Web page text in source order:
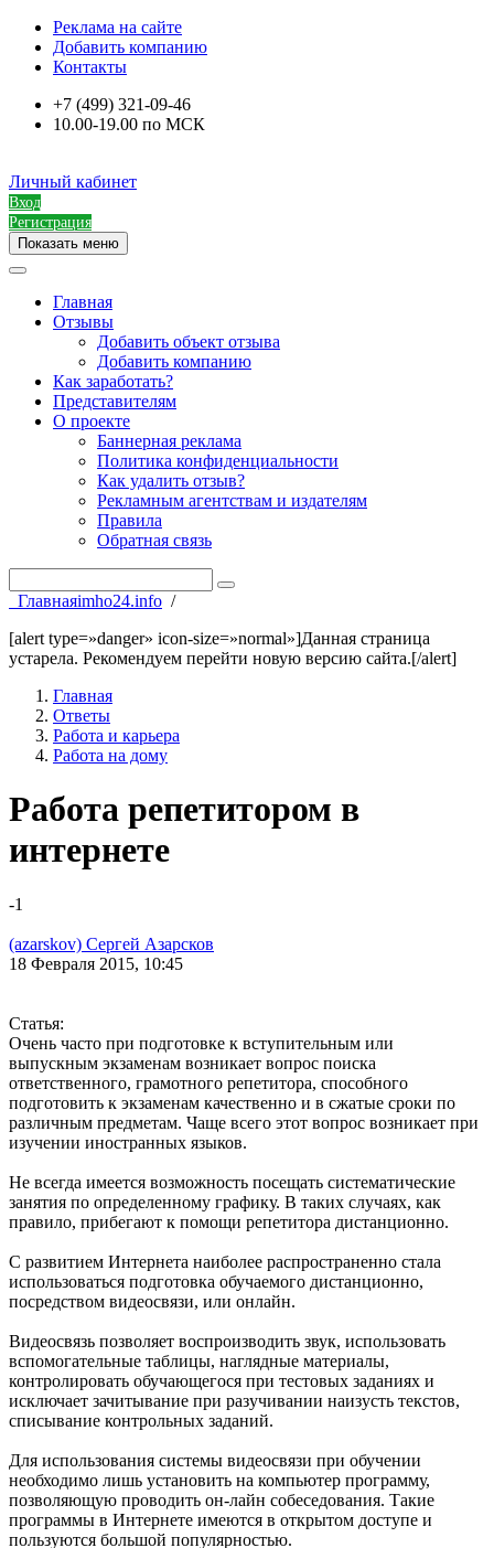
Реклама на сайте
Добавить компанию
Контакты
+7 (499) 321-09-46
10.00-19.00 по МСК
Личный кабинет
Вход
Регистрация
Показать меню
Главная
Отзывы
Добавить объект отзыва
Добавить компанию
Как заработать?
Представителям
О проекте
Баннерная реклама
Политика конфиденциальности
Как удалить отзыв?
Рекламным агентствам и издателям
Правила
Обратная связь
Главнаяimho24.info /
[alert type=»danger» icon-size=»normal»]Данная страница
устарела. Рекомендуем перейти новую версию сайта.[/alert]
Главная
Ответы
Работа и карьера
Работа на дому
Работа репетитором в
интернете
-1
(azarskov) Сергей Азарсков
18 Февраля 2015, 10:45
Статья:
Очень часто при подготовке к вступительным или
выпускным экзаменам возникает вопрос поиска
ответственного, грамотного репетитора, способного
подготовить к экзаменам качественно и в сжатые сроки по
различным предметам. Чаще всего этот вопрос возникает при
изучении иностранных языков.
Не всегда имеется возможность посещать систематические
занятия по определенному графику. В таких случаях, как
правило, прибегают к помощи репетитора дистанционно.
С развитием Интернета наиболее распространенно стала
использоваться подготовка обучаемого дистанционно,
посредством видеосвязи, или онлайн.
Видеосвязь позволяет воспроизводить звук, использовать
вспомогательные таблицы, наглядные материалы,
контролировать обучающегося при тестовых заданиях и
исключает зачитывание при разучивании наизусть текстов,
списывание контрольных заданий.
Для использования системы видеосвязи при обучении
необходимо лишь установить на компьютер программу,
позволяющую проводить он-лайн собеседования. Такие
программы в Интернете имеются в открытом доступе и
пользуются большой популярностью.